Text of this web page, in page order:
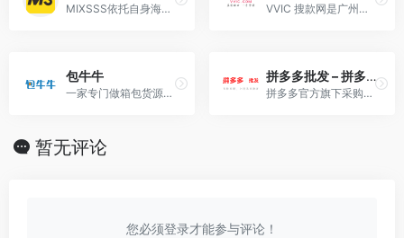
MIXSSS依托自身海外仓优势，整合国内外优质供应链资源，致力于为amazon、eBay、Wish、速卖通、沃尔玛及自建站等外贸平台上的跨境卖家解决货源问题，降低跨境起步门槛。卖家无需备 VVIC 搜款网是广州最大的网批平台，覆盖广州沙河，十三行，白马，解放南，潮汕普宁等服装批发市场。
包牛牛
一家专门做箱包货源批发的网站
拼多多批发 – 拼多多官方采购批发平台
拼多多官方旗下采购批发平台~
暂无评论
您必须登录才能参与评论！